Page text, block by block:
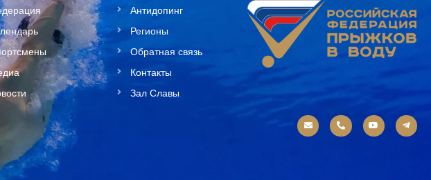
Антидопинг
Регионы
Обратная связь
Контакты
Зал Славы